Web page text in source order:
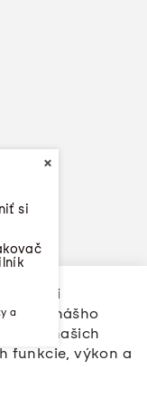
dopriali
nášho
na našich
funkcie, výkon a
a